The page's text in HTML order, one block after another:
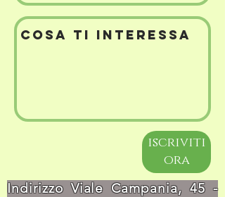
iscriviti
ora
Indirizzo Viale Campania,45 -